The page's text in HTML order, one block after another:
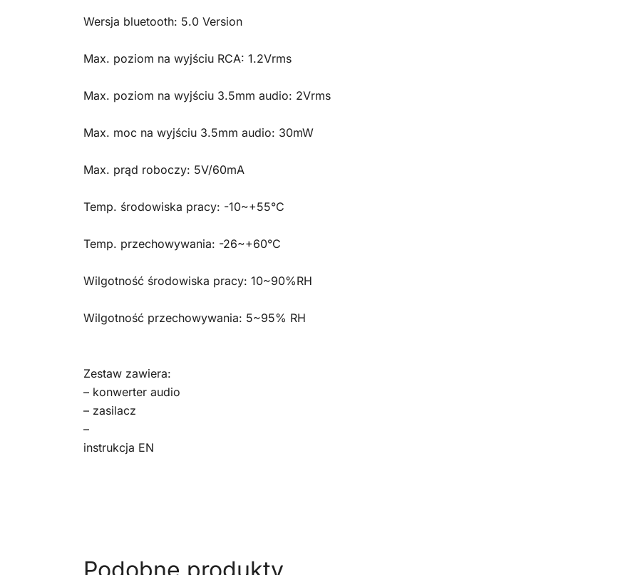
Wersja bluetooth: 5.0 Version
Max. poziom na wyjściu RCA: 1.2Vrms
Max. poziom na wyjściu 3.5mm audio: 2Vrms
Max. moc na wyjściu 3.5mm audio: 30mW
Max. prąd roboczy: 5V/60mA
Temp. środowiska pracy: -10~+55°C
Temp. przechowywania: -26~+60°C
Wilgotność środowiska pracy: 10~90%RH
Wilgotność przechowywania: 5~95% RH
Zestaw zawiera:
– konwerter audio
– zasilacz
–
instrukcja EN